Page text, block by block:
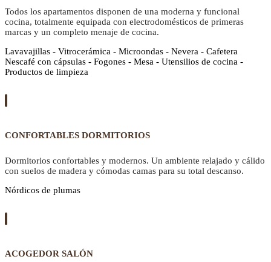
Todos los apartamentos disponen de una moderna y funcional
cocina, totalmente equipada con electrodomésticos de primeras
marcas y un completo menaje de cocina.
Lavavajillas - Vitrocerámica - Microondas - Nevera - Cafetera
Nescafé con cápsulas - Fogones - Mesa - Utensilios de cocina -
Productos de limpieza
CONFORTABLES DORMITORIOS
Dormitorios confortables y modernos. Un ambiente relajado y cálido
con suelos de madera y cómodas camas para su total descanso.
Nórdicos de plumas
ACOGEDOR SALÓN